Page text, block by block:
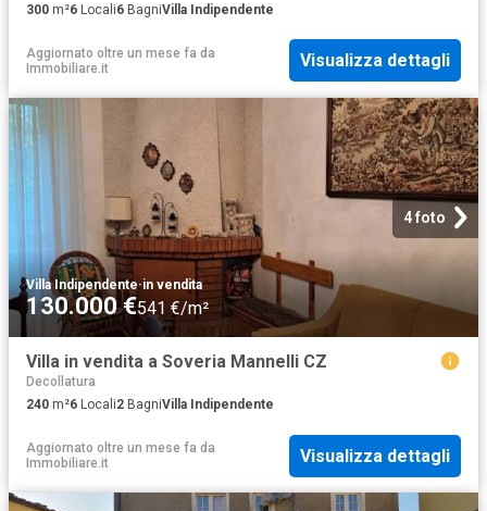
300 m²6 Locali6 BagniVilla Indipendente
Aggiornato oltre un mese fa da
Immobiliare.it
Visualizza dettagli
4 foto
Villa Indipendente·in vendita
130.000 €541 €/m²
Villa in vendita a Soveria Mannelli CZ
Decollatura
240 m²6 Locali2 BagniVilla Indipendente
Aggiornato oltre un mese fa da
Immobiliare.it
Visualizza dettagli